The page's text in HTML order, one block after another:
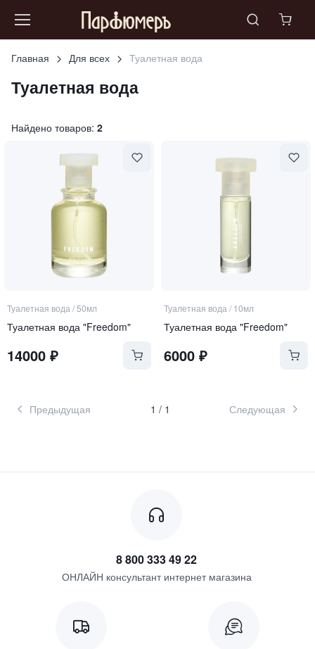
Главная Для всех Туалетная вода
Туалетная вода
Найдено товаров: 2
Туалетная вода /50мл
Туалетная вода "Freedom"
14000 ₽
Туалетная вода / 10мл
Туалетная вода "Freedom"
6000₽
Предыдущая 1 / 1 Следующая
8 800 333 49 22
ОНЛАЙН консультант интернет магазина